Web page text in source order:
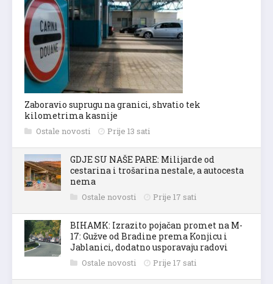
Zaboravio suprugu na granici, shvatio tek
kilometrima kasnije
Ostale novosti Prije 13 sati
GDJE SU NAŠE PARE: Milijarde od
cestarina i trošarina nestale, a autocesta
nema
Ostale novosti Prije 17 sati
BIHAMK: Izrazito pojačan promet na M-
17: Gužve od Bradine prema Konjicu i
Jablanici, dodatno usporavaju radovi
Ostale novosti Prije 17 sati